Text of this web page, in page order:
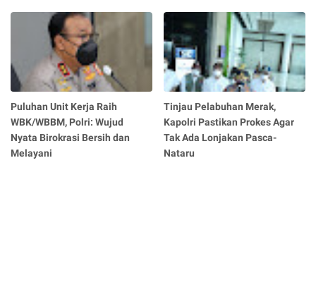
Puluhan Unit Kerja Raih
WBK/WBBM, Polri: Wujud
Nyata Birokrasi Bersih dan
Melayani
Tinjau Pelabuhan Merak,
Kapolri Pastikan Prokes Agar
Tak Ada Lonjakan Pasca-
Nataru